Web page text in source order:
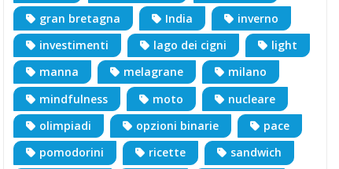
gran bretagna
India
inverno
investimenti
lago dei cigni
light
manna
melagrane
milano
mindfulness
moto
nucleare
olimpiadi
opzioni binarie
pace
pomodorini
ricette
sandwich